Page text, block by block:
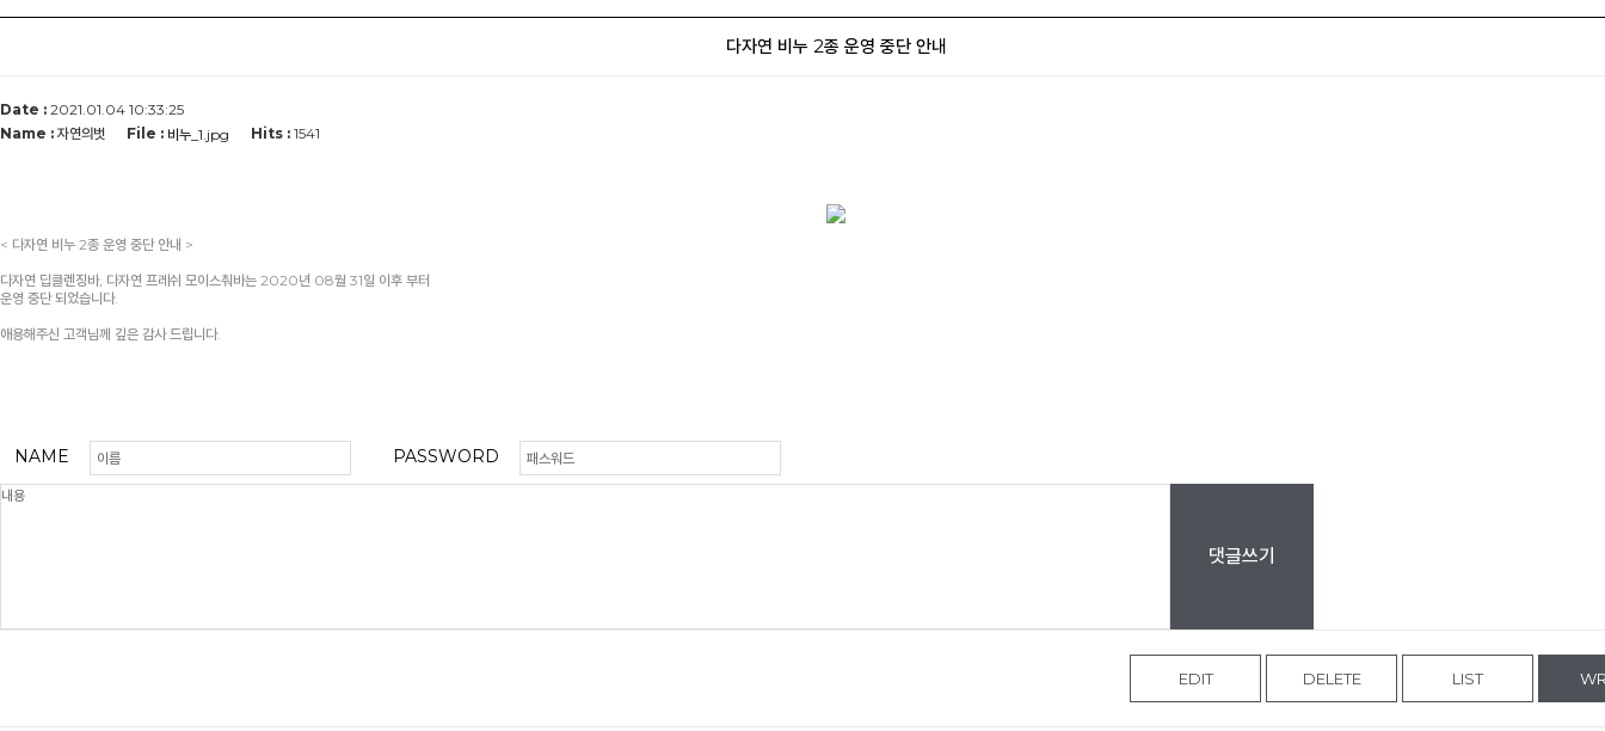
다자연 비누 2종 운영 중단 안내
Date : 2021.01.04 10:33:25
Name : 자연의벗 File : 비누_1.jpg Hits : 1541
< 다자연 비누 2종 운영 중단 안내 >
다자연 딥클렌징바, 다자연 프레쉬 모이스춰바는 2020년 08월 31일 이후 부터
운영 중단 되었습니다.
애용해주신 고객님께 깊은 감사 드립니다.
NAME PASSWORD
댓글쓰기
EDIT DELETE LIST